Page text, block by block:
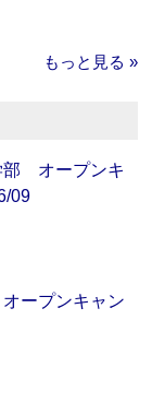
もっと見る »
オープンキ
09
ープンキャン